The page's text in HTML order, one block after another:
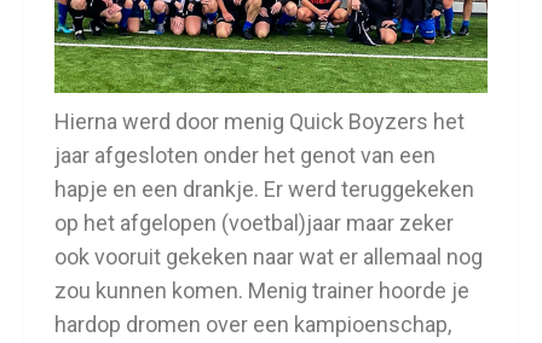
Hierna werd door menig Quick Boyzers het
jaar afgesloten onder het genot van een
hapje en een drankje. Er werd teruggekeken
op het afgelopen (voetbal)jaar maar zeker
ook vooruit gekeken naar wat er allemaal nog
zou kunnen komen. Menig trainer hoorde je
hardop dromen over een kampioenschap,